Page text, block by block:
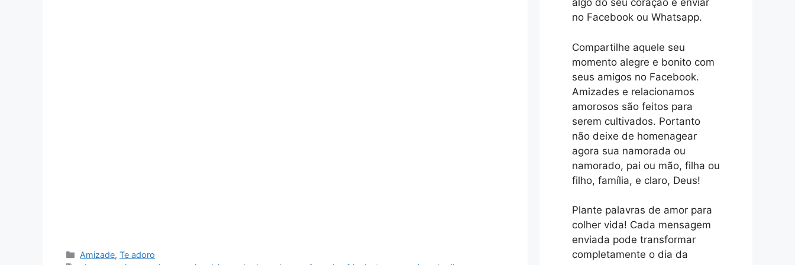
Categorias
Amizade,Te adoro
algo do seu coração e enviar
no Facebook ou Whatsapp.
Compartilhe aquele seu
momento alegre e bonito com
seus amigos no Facebook.
Amizades e relacionamos
amorosos são feitos para
serem cultivados. Portanto
não deixe de homenagear
agora sua namorada ou
namorado, pai ou mão, filha ou
filho, família, e claro, Deus!
Plante palavras de amor para
colher vida! Cada mensagem
enviada pode transformar
completamente o dia da